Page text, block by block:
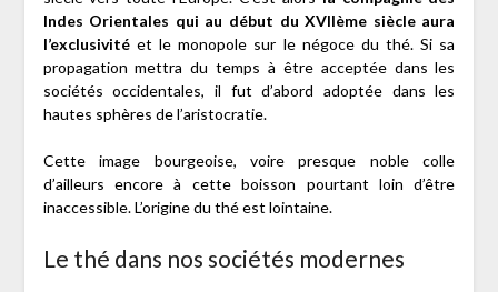
Indes Orientales qui au début du XVIIème siècle aura
l’exclusivitéet le monopole sur le négoce du thé. Si sa
propagation mettra du temps à être acceptée dans les
sociétés occidentales, il fut d’abord adoptée dans les
hautes sphères de l’aristocratie.
Cette image bourgeoise, voire presque noble colle
d’ailleurs encore à cette boisson pourtant loin d’être
inaccessible. L’origine du thé est lointaine.
Le thé dans nos sociétés modernes